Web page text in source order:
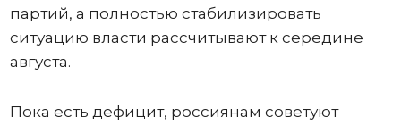
партий, а полностью стабилизировать
ситуацию власти рассчитывают к середине
августа.
Пока есть дефицит, россиянам советуют